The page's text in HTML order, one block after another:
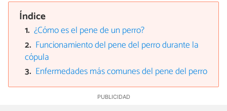
Índice
¿Cómo es el pene de un perro?
Funcionamiento del pene del perro durante la
cópula
Enfermedades más comunes del pene del perro